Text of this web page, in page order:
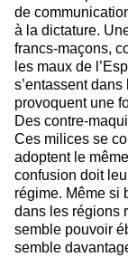
de
à la dictature.
francs-maçons,
les maux de
s’entassent
provoquent une
Des contre-
Ces milices se
adoptent le
confusion doit
régime. Même si
dans les régions
semble pouvoir
semble